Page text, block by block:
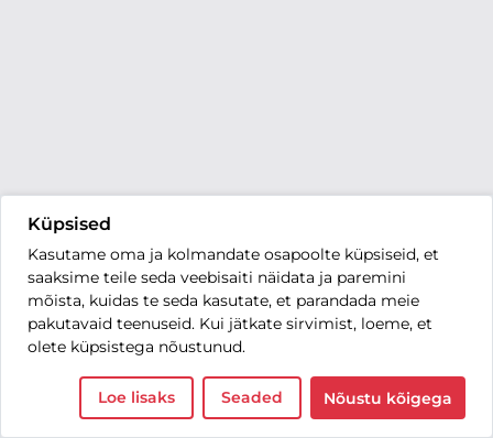
Küpsised
Kasutame oma ja kolmandate osapoolte küpsiseid, et
saaksime teile seda veebisaiti näidata ja paremini
mõista, kuidas te seda kasutate, et parandada meie
pakutavaid teenuseid. Kui jätkate sirvimist, loeme, et
olete küpsistega nõustunud.
Loe lisaks Seaded Nõustu kõigega